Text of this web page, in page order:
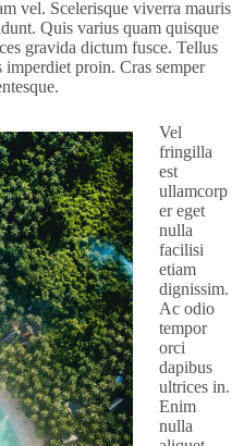
vel. Scelerisque viverra mauris
Quis varius quam quisque
gravida dictum fusce. Tellus
proin. Cras semper
Vel
fringilla
est
ullamcorp
er eget
nulla
facilisi
etiam
dignissim.
Ac odio
tempor
orci
dapibus
ultrices in.
Enim
nulla